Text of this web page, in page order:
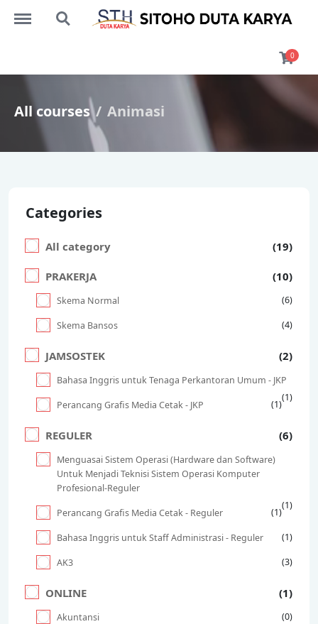
Menu Search
0
All courses Animasi
Categories
All category (19)
PRAKERJA (10)
Skema Normal (6)
Skema Bansos (4)
JAMSOSTEK (2)
Bahasa Inggris untuk Tenaga Perkantoran Umum - JKP
(1)
Perancang Grafis Media Cetak - JKP (1)
REGULER (6)
Menguasai Sistem Operasi (Hardware dan Software)
Untuk Menjadi Teknisi Sistem Operasi Komputer
Profesional-Reguler
(1)
Perancang Grafis Media Cetak - Reguler (1)
Bahasa Inggris untuk Staff Administrasi - Reguler (1)
AK3 (3)
ONLINE (1)
Akuntansi (0)